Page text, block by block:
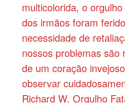
multicolorida, o
dos irmãos foram
necessidade de
nossos problemas são
de um coração
observar
Richard W. Orgulho